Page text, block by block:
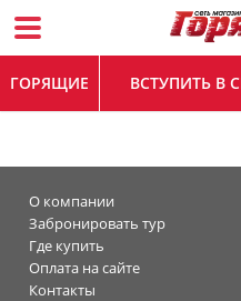
ГОРЯЩИЕ ВСТУПИТЬ В
О компании
Забронировать тур
Где купить
Оплата на сайте
Контакты